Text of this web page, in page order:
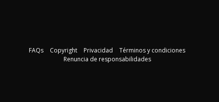
FAQs Copyright Privacidad
Términos y condiciones
Renuncia de responsabilidades